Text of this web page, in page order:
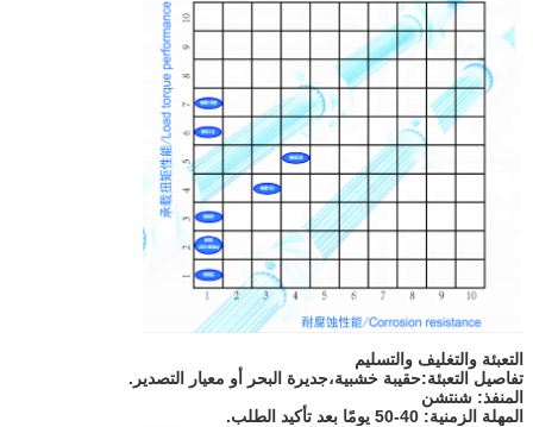
التعبئة والتغليف والتسليم
تفاصيل التعبئة:حقيبة خشبية،جديرة البحر أو معيار التصدير.
المنفذ: شنتشن
المهلة الزمنية: 40-50 يومًا بعد تأكيد الطلب.